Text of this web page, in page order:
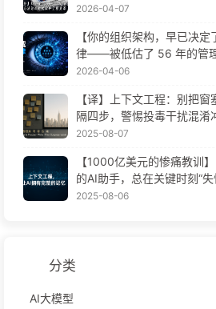
2026-04-07
【你的组织架构，早已决
律——被低估了 56 年的管
程变革——慢慢学AI171
2026-04-06
【译】上下文工程：别把
隔四步，警惕投毒干扰混
慢慢学AI170
2025-08-07
【1000亿美元的惨痛教训
的AI助手，总在关键时刻“
现90%性能提升？——慢慢
2025-08-06
分类
AI大模型